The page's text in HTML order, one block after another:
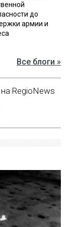
до
армии и
Все блоги »
RegioNews